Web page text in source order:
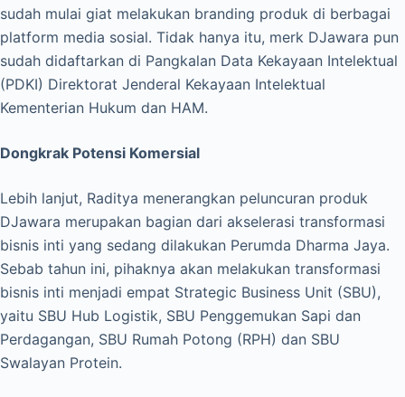
sudah mulai giat melakukan branding produk di berbagai
platform media sosial. Tidak hanya itu, merk DJawara pun
sudah didaftarkan di Pangkalan Data Kekayaan Intelektual
(PDKI) Direktorat Jenderal Kekayaan Intelektual
Kementerian Hukum dan HAM.
Dongkrak Potensi Komersial
Lebih lanjut, Raditya menerangkan peluncuran produk
DJawara merupakan bagian dari akselerasi transformasi
bisnis inti yang sedang dilakukan Perumda Dharma Jaya.
Sebab tahun ini, pihaknya akan melakukan transformasi
bisnis inti menjadi empat Strategic Business Unit (SBU),
yaitu SBU Hub Logistik, SBU Penggemukan Sapi dan
Perdagangan, SBU Rumah Potong (RPH) dan SBU
Swalayan Protein.